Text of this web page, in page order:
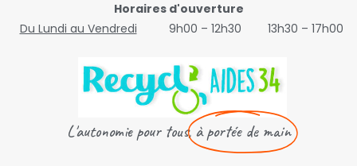
Horaires d'ouverture
Du Lundi au Vendredi
9h00 – 12h30 13h30 – 17h00
L'autonomie pour tous,à portée de main